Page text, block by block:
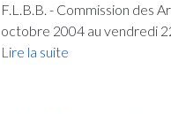
F.L.B.B. - Commission des
octobre 2004 au vendredi
Lire la suite